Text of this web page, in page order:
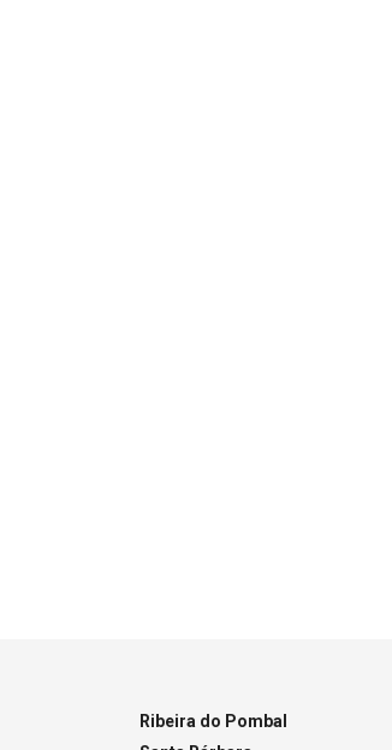
Ribeira do Pombal